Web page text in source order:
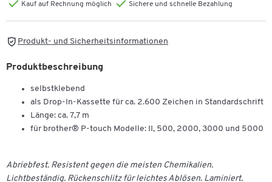
Kauf auf Rechnung möglich Sichere und schnelle Bezahlung
Produkt- und Sicherheitsinformationen
Produktbeschreibung
selbstklebend
als Drop-In-Kassette für ca. 2.600 Zeichen in Standardschrift
Länge: ca. 7,7 m
für brother® P-touch Modelle: II, 500, 2000, 3000 und 5000
Abriebfest. Resistent gegen die meisten Chemikalien.
Lichtbeständig. Rückenschlitz für leichtes Ablösen. Laminiert.